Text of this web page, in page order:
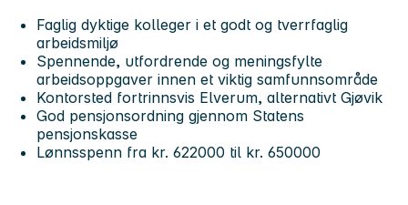
Faglig dyktige kolleger i et godt og tverrfaglig
arbeidsmiljø
Spennende, utfordrende og meningsfylte
arbeidsoppgaver innen et viktig samfunnsområde
Kontorsted fortrinnsvis Elverum, alternativt Gjøvik
God pensjonsordning gjennom Statens
pensjonskasse
Lønnsspenn fra kr. 622000 til kr. 650000